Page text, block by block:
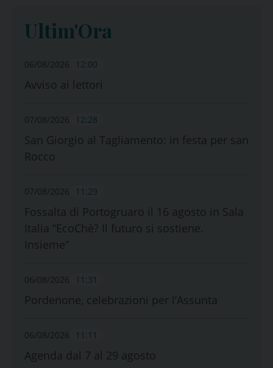
Ultim'Ora
06/08/2026 12:00
Avviso ai lettori
07/08/2026 12:28
San Giorgio al Tagliamento: in festa per san
Rocco
07/08/2026 11:29
Fossalta di Portogruaro il 16 agosto in Sala
Italia “EcoChè? Il futuro si sostiene.
Insieme”
06/08/2026 11:31
Pordenone, celebrazioni per l’Assunta
06/08/2026 11:11
Agenda dal 7 al 29 agosto